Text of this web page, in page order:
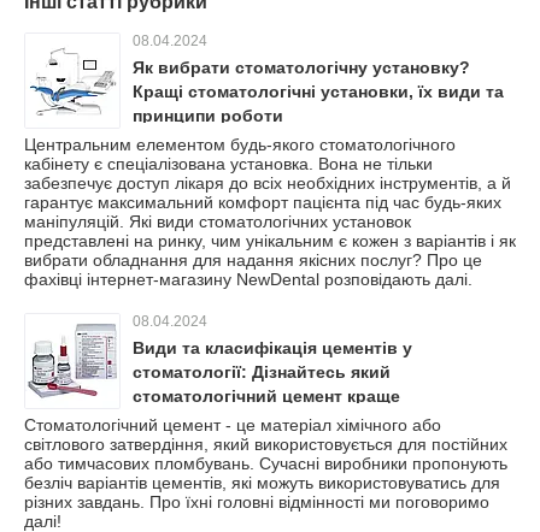
08.04.2024
Як вибрати стоматологічну установку?
Кращі стоматологічні установки, їх види та
принципи роботи
Центральним елементом будь-якого стоматологічного
кабінету є спеціалізована установка. Вона не тільки
забезпечує доступ лікаря до всіх необхідних інструментів, а й
гарантує максимальний комфорт пацієнта під час будь-яких
маніпуляцій. Які види стоматологічних установок
представлені на ринку, чим унікальним є кожен з варіантів і як
вибрати обладнання для надання якісних послуг? Про це
фахівці інтернет-магазину NewDental розповідають далі.
08.04.2024
Види та класифікація цементів у
стоматології: Дізнайтесь який
стоматологічний цемент краще
Стоматологічний цемент - це матеріал хімічного або
світлового затвердіння, який використовується для постійних
або тимчасових пломбувань. Сучасні виробники пропонують
безліч варіантів цементів, які можуть використовуватись для
різних завдань. Про їхні головні відмінності ми поговоримо
далі!